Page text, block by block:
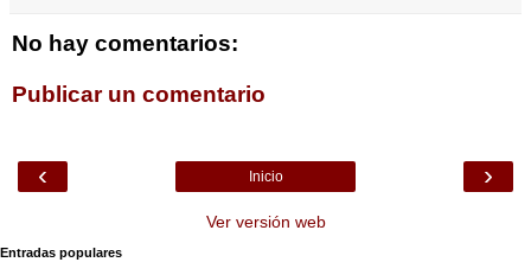
No hay comentarios:
Publicar un comentario
‹ ›
Inicio
Ver versión web
Entradas populares